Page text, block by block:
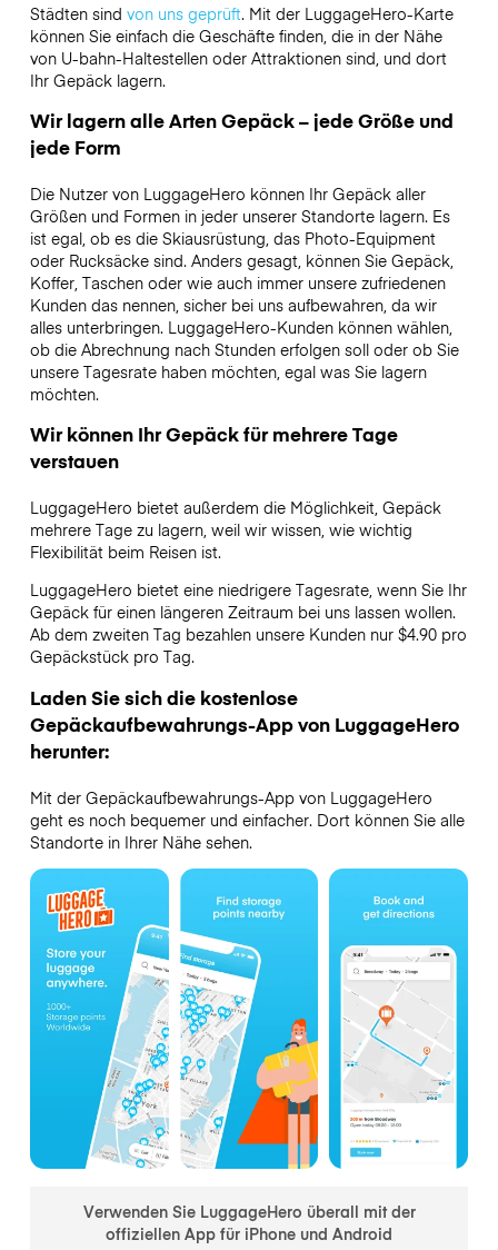
Städten sind von uns geprüft. Mit der LuggageHero-Karte
können Sie einfach die Geschäfte finden, die in der Nähe
von U-bahn-Haltestellen oder Attraktionen sind, und dort
Ihr Gepäck lagern.
Wir lagern alle Arten Gepäck – jede Größe und
jede Form
Die Nutzer von LuggageHero können Ihr Gepäck aller
Größen und Formen in jeder unserer Standorte lagern. Es
ist egal, ob es die Skiausrüstung, das Photo-Equipment
oder Rucksäcke sind. Anders gesagt, können Sie Gepäck,
Koffer, Taschen oder wie auch immer unsere zufriedenen
Kunden das nennen, sicher bei uns aufbewahren, da wir
alles unterbringen. LuggageHero-Kunden können wählen,
ob die Abrechnung nach Stunden erfolgen soll oder ob Sie
unsere Tagesrate haben möchten, egal was Sie lagern
möchten.
Wir können Ihr Gepäck für mehrere Tage
verstauen
LuggageHero bietet außerdem die Möglichkeit, Gepäck
mehrere Tage zu lagern, weil wir wissen, wie wichtig
Flexibilität beim Reisen ist.
LuggageHero bietet eine niedrigere Tagesrate, wenn Sie Ihr
Gepäck für einen längeren Zeitraum bei uns lassen wollen.
Ab dem zweiten Tag bezahlen unsere Kunden nur $4.90 pro
Gepäckstück pro Tag.
Laden Sie sich die kostenlose
Gepäckaufbewahrungs-App von LuggageHero
herunter:
Mit der Gepäckaufbewahrungs-App von LuggageHero
geht es noch bequemer und einfacher. Dort können Sie alle
Standorte in Ihrer Nähe sehen.
Verwenden Sie LuggageHero überall mit der
offiziellen App für iPhone und Android